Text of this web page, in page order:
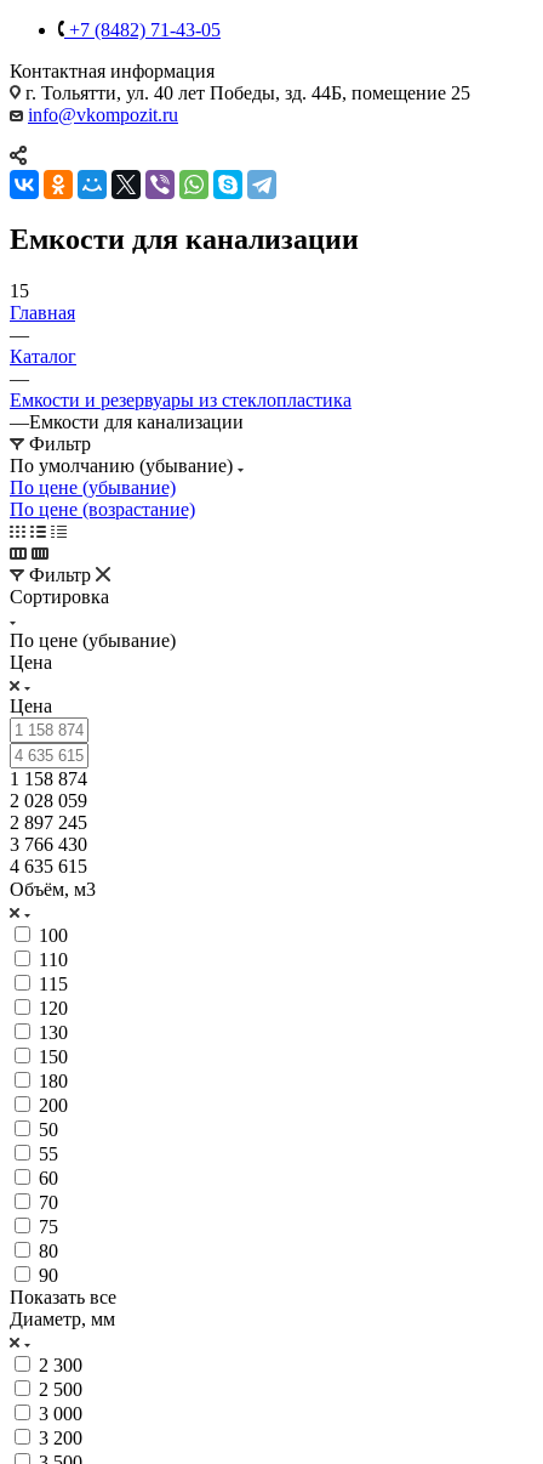
+7 (8482) 71-43-05
Контактная информация
г. Тольятти, ул. 40 лет Победы, зд. 44Б, помещение 25
info@vkompozit.ru
Емкости для канализации
15
Главная
—
Каталог
—
Емкости и резервуары из стеклопластика
—Емкости для канализации
Фильтр
По умолчанию (убывание)
По цене (убывание)
По цене (возрастание)
Фильтр
Сортировка
По цене (убывание)
Цена
Цена
1 158 874
2 028 059
2 897 245
3 766 430
4 635 615
Объём, м3
100
110
115
120
130
150
180
200
50
55
60
70
75
80
90
Показать все
Диаметр, мм
2 300
2 500
3 000
3 200